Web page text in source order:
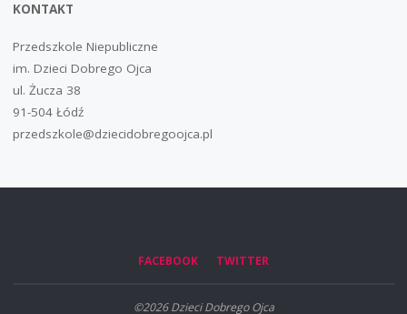
KONTAKT
Przedszkole Niepubliczne
im. Dzieci Dobrego Ojca
ul. Żucza 38
91-504 Łódź
przedszkole@dziecidobregoojca.pl
FACEBOOK TWITTER
©2026 Dzieci Dobrego Ojca